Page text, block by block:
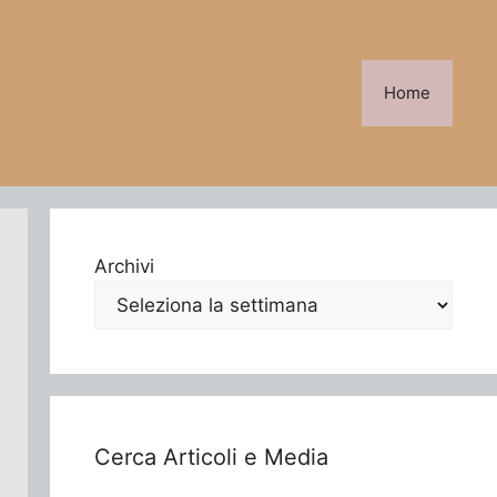
Home
Archivi
Cerca Articoli e Media